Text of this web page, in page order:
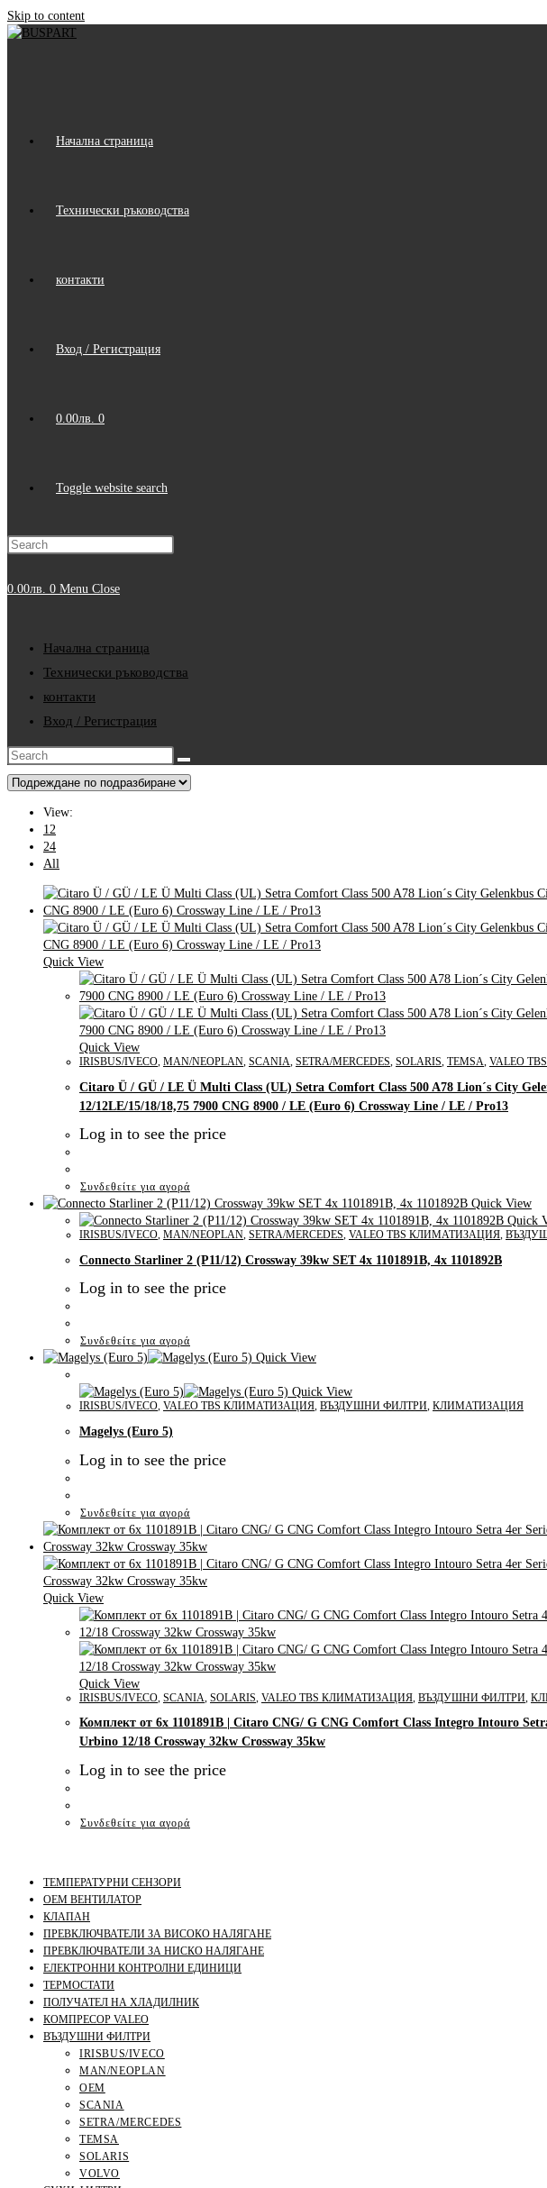
Skip to content
Начална страница
Технически ръководства
контакти
Вход / Регистрация
0.00лв. 0
Toggle website search
0.00лв. 0 Menu Close
Начална страница
Технически ръководства
контакти
Вход / Регистрация
View:
12
24
All
Quick View
Quick View
IRISBUS/IVECO, MAN/NEOPLAN, SCANIA, SETRA/MERCEDES, SOLARIS, TEMSA, VALEO
Citaro Ü / GÜ / LE Ü Multi Class (UL) Setra Comfort Class 500 A78 Lion´s City
12/12LE/15/18/18,75 7900 CNG 8900 / LE (Euro 6) Crossway Line / LE / Pro13
Log in to see the price
Συνδεθείτε για αγορά
Quick View
Quick
IRISBUS/IVECO, MAN/NEOPLAN, SETRA/MERCEDES, VALEO TBS КЛИМАТИЗАЦИЯ,
Connecto Starliner 2 (P11/12) Crossway 39kw SET 4x 1101891B, 4x 1101892B
Log in to see the price
Συνδεθείτε για αγορά
Quick View
Quick View
IRISBUS/IVECO, VALEO TBS КЛИМАТИЗАЦИЯ, ВЪЗДУШНИ ФИЛТРИ, КЛИМАТИЗАЦИЯ
Magelys (Euro 5)
Log in to see the price
Συνδεθείτε για αγορά
Quick View
Quick View
IRISBUS/IVECO SCANIA SOLARIS VALEO TBS КЛИМАТИЗАЦИЯ ВЪЗДУШНИ ФИЛТРИ
Комплект от 6x 1101891B | Citaro CNG/ G CNG Comfort Class Integro Intouro
Urbino 12/18 Crossway 32kw Crossway 35kw
Log in to see the price
Συνδεθείτε για αγορά
ТЕМПЕРАТУРНИ СЕНЗОРИ
OEM ВЕНТИЛАТОР
КЛАПАН
ПРЕВКЛЮЧВАТЕЛИ ЗА ВИСОКО НАЛЯГАНЕ
ПРЕВКЛЮЧВАТЕЛИ ЗА НИСКО НАЛЯГАНЕ
ЕЛЕКТРОННИ КОНТРОЛНИ ЕДИНИЦИ
ТЕРМОСТАТИ
ПОЛУЧАТЕЛ НА ХЛАДИЛНИК
КОМПРЕСОР VALEO
ВЪЗДУШНИ ФИЛТРИ
IRISBUS/IVECO
MAN/NEOPLAN
OEM
SCANIA
SETRA/MERCEDES
TEMSA
SOLARIS
VOLVO